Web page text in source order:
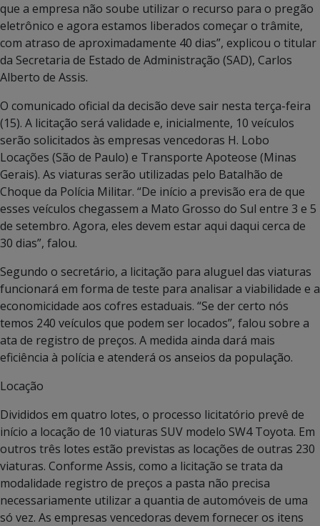
que a empresa não soube utilizar o recurso para o pregão
eletrônico e agora estamos liberados começar o trâmite,
com atraso de aproximadamente 40 dias”, explicou o titular
da Secretaria de Estado de Administração (SAD), Carlos
Alberto de Assis.
O comunicado oficial da decisão deve sair nesta terça-feira
(15). A licitação será validade e, inicialmente, 10 veículos
serão solicitados às empresas vencedoras H. Lobo
Locações (São de Paulo) e Transporte Apoteose (Minas
Gerais). As viaturas serão utilizadas pelo Batalhão de
Choque da Polícia Militar. “De início a previsão era de que
esses veículos chegassem a Mato Grosso do Sul entre 3 e 5
de setembro. Agora, eles devem estar aqui daqui cerca de
30 dias”, falou.
Segundo o secretário, a licitação para aluguel das viaturas
funcionará em forma de teste para analisar a viabilidade e a
economicidade aos cofres estaduais. “Se der certo nós
temos 240 veículos que podem ser locados”, falou sobre a
ata de registro de preços. A medida ainda dará mais
eficiência à polícia e atenderá os anseios da população.
Locação
Divididos em quatro lotes, o processo licitatório prevê de
início a locação de 10 viaturas SUV modelo SW4 Toyota. Em
outros três lotes estão previstas as locações de outras 230
viaturas. Conforme Assis, como a licitação se trata da
modalidade registro de preços a pasta não precisa
necessariamente utilizar a quantia de automóveis de uma
só vez. As empresas vencedoras devem fornecer os itens